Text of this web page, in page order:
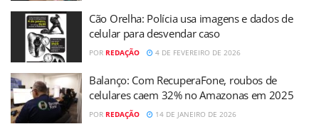
Cão Orelha: Polícia usa imagens e dados de
celular para desvendar caso
POR REDAÇÃO 4 DE FEVEREIRO DE 2026
Balanço: Com RecuperaFone, roubos de
celulares caem 32% no Amazonas em 2025
POR REDAÇÃO 14 DE JANEIRO DE 2026